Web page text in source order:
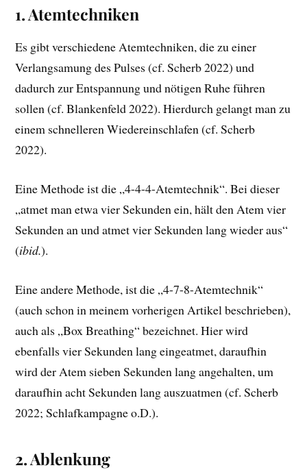
1. Atemtechniken
Es gibt verschiedene Atemtechniken, die zu einer
Verlangsamung des Pulses (cf. Scherb 2022) und
dadurch zur Entspannung und nötigen Ruhe führen
sollen (cf. Blankenfeld 2022). Hierdurch gelangt man zu
einem schnelleren Wiedereinschlafen (cf. Scherb
2022).
Eine Methode ist die „4-4-4-Atemtechnik“. Bei dieser
„atmet man etwa vier Sekunden ein, hält den Atem vier
Sekunden an und atmet vier Sekunden lang wieder aus“
(ibid.).
Eine andere Methode, ist die „4-7-8-Atemtechnik“
(auch schon in meinem vorherigen Artikel beschrieben),
auch als „Box Breathing“ bezeichnet. Hier wird
ebenfalls vier Sekunden lang eingeatmet, daraufhin
wird der Atem sieben Sekunden lang angehalten, um
daraufhin acht Sekunden lang auszuatmen (cf. Scherb
2022; Schlafkampagne o.D.).
2. Ablenkung